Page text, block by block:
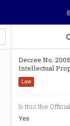
Decree No.
Intellectual
Law
Is this the
Yes